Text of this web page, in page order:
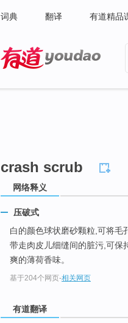
词典 翻译 有道精品
crash scrub
网络释义
压破式
白的颜色球状磨砂颗粒,可将毛
带走肉皮儿细缝间的脏污,可保
爽的薄荷香味。
基于204个网页-相关网页
有道翻译